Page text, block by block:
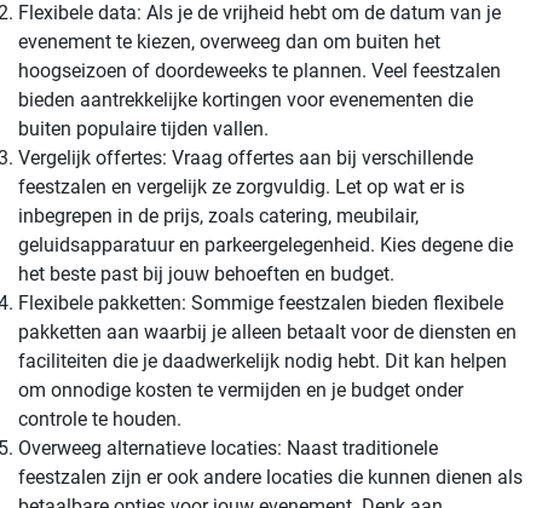
Flexibele data: Als je de vrijheid hebt om de datum van je
evenement te kiezen, overweeg dan om buiten het
hoogseizoen of doordeweeks te plannen. Veel feestzalen
bieden aantrekkelijke kortingen voor evenementen die
buiten populaire tijden vallen.
Vergelijk offertes: Vraag offertes aan bij verschillende
feestzalen en vergelijk ze zorgvuldig. Let op wat er is
inbegrepen in de prijs, zoals catering, meubilair,
geluidsapparatuur en parkeergelegenheid. Kies degene die
het beste past bij jouw behoeften en budget.
Flexibele pakketten: Sommige feestzalen bieden flexibele
pakketten aan waarbij je alleen betaalt voor de diensten en
faciliteiten die je daadwerkelijk nodig hebt. Dit kan helpen
om onnodige kosten te vermijden en je budget onder
controle te houden.
Overweeg alternatieve locaties: Naast traditionele
feestzalen zijn er ook andere locaties die kunnen dienen als